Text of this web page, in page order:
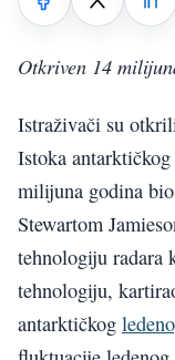
Otkriven 14
Istraživači su
Istoka
milijuna godina
Stewartom
tehnologiju radara
tehnologiju,
antarktičkog